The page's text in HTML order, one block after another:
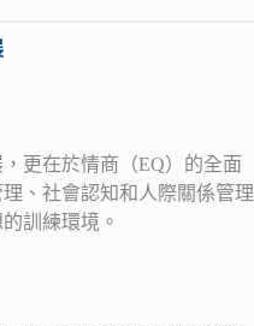
更在於情商（EQ）的全面
、社會認知和人際關係管理
訓練環境。